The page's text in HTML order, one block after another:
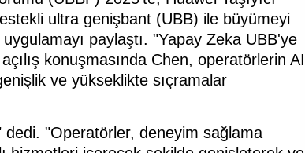
ultra genişbant (UBB) ile büyümeyi
paylaştı. "Yapay Zeka UBB'ye
konuşmasında Chen, operatörlerin AI
ve yükseklikte sıçramalar
dedi. "Operatörler, deneyim sağlama